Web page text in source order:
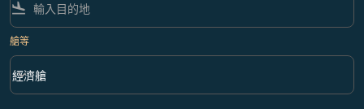
flight_land
艙等
艙等 option 經濟艙 Selected
經濟艙
keyboard_arrow_down